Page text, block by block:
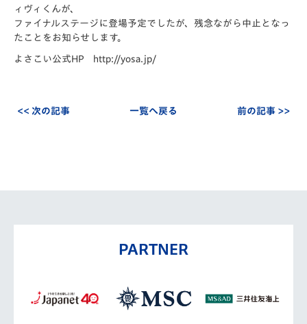
ィヴィくんが、
ファイナルステージに登場予定でしたが、残念ながら中止となっ
たことをお知らせします。
よさこい公式HP http://yosa.jp/
<< 次の記事 一覧へ戻る 前の記事 >>
PARTNER